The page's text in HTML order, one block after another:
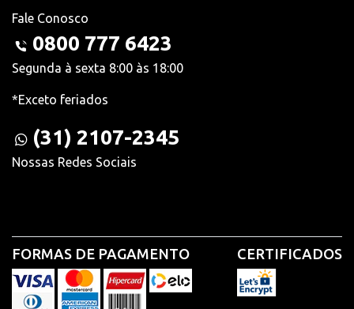
Fale Conosco
0800 777 6423
Segunda à sexta 8:00 às 18:00
*Exceto feriados
(31) 2107-2345
Nossas Redes Sociais
FORMAS DE PAGAMENTO CERTIFICADOS